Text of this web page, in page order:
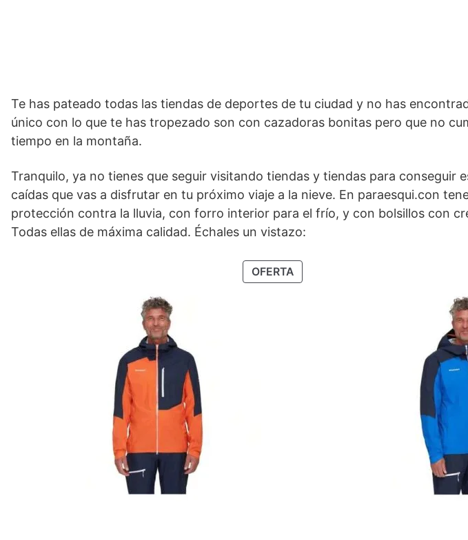
Te has pateado todas las tiendas de deportes de tu ciudad y no has
único con lo que te has tropezado son con cazadoras bonitas pero que no
tiempo en la montaña.
Tranquilo, ya no tienes que seguir visitando tiendas y tiendas para
caídas que vas a disfrutar en tu próximo viaje a la nieve. En paraesqui.con
protección contra la lluvia, con forro interior para el frío, y con bolsillos con
Todas ellas de máxima calidad. Échales un vistazo:
OFERTAPRODUCTO
EN